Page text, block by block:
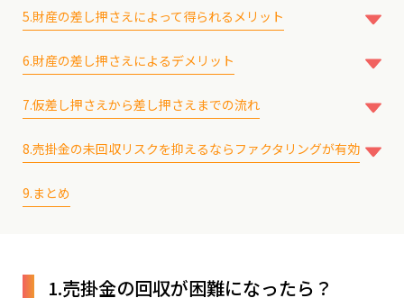
4-2.動産
5.財産の差し押さえによって得られるメリット
5-2.有利な条件で交渉できる可能性がある
6.財産の差し押さえによるデメリット
6-2.債務者の財産状況によっては債権を回収できない
7.仮差し押さえから差し押さえまでの流れ
7-2.仮差し押さえの申立てをする
7-4.担保金を納付し仮差し押さえをする
8.売掛金の未回収リスクを抑えるならファクタリングが有効
8-2.買取型ファクタリングを利用する
9.まとめ
1.売掛金の回収が困難になったら？